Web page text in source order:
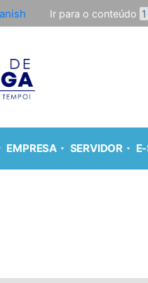
Ir para o conteúdo 1
EMPRESA SERVIDOR